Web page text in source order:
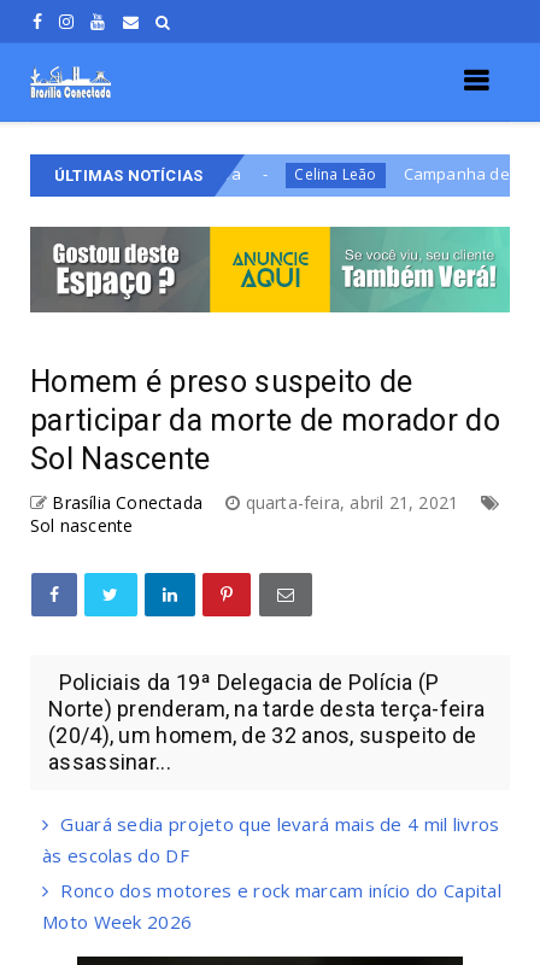
ÚLTIMAS NOTÍCIAS
Definitiva Celina Leão Campanha de Celina
Homem é preso suspeito de
participar da morte de morador do
Sol Nascente
Brasília Conectada
quarta-feira, abril 21, 2021
Sol nascente
Policiais da 19ª Delegacia de Polícia (P
Norte) prenderam, na tarde desta terça-feira
(20/4), um homem, de 32 anos, suspeito de
assassinar...
Guará sedia projeto que levará mais de 4 mil livros
às escolas do DF
Ronco dos motores e rock marcam início do Capital
Moto Week 2026